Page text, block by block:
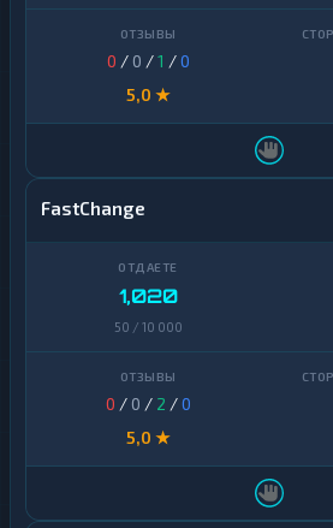
0 / 0 /1 /0
5,0 ★
FastChange
1,020
50 / 10 000
0 / 0 / 2 /0
5,0 ★